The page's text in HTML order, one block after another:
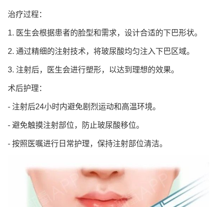
治疗过程：
1. 医生会根据患者的脸型和需求，设计合适的下巴形状。
2. 通过精细的注射技术，将玻尿酸均匀注入下巴区域。
3. 注射后，医生会进行塑形，以达到理想的效果。
术后护理：
- 注射后24小时内避免剧烈运动和高温环境。
- 避免触摸注射部位，防止玻尿酸移位。
- 按照医嘱进行日常护理，保持注射部位清洁。